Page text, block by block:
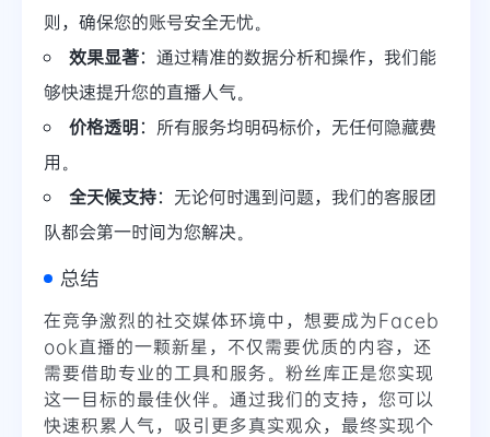
则，确保您的账号安全无忧。
效果显著：通过精准的数据分析和操作，我们能
够快速提升您的直播人气。
价格透明：所有服务均明码标价，无任何隐藏费
用。
全天候支持：无论何时遇到问题，我们的客服团
队都会第一时间为您解决。
总结
在竞争激烈的社交媒体环境中，想要成为Faceb
ook直播的一颗新星，不仅需要优质的内容，还
需要借助专业的工具和服务。粉丝库正是您实现
这一目标的最佳伙伴。通过我们的支持，您可以
快速积累人气，吸引更多真实观众，最终实现个